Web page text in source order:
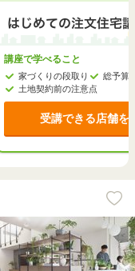
講座で学べること
家づくりの段取り
総予算
土地契約前の注意点
受講できる店舗を